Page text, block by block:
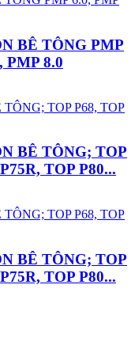
BÊ TÔNG PMP
PMP 8.0
BÊ TÔNG; TOP
TOP P80...
BÊ TÔNG; TOP
TOP P80...